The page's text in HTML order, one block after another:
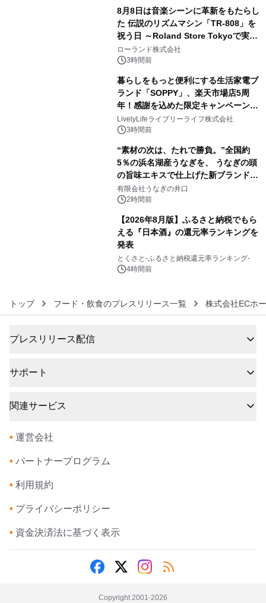
8月8日は音楽シーンに革新をもたらし
た 伝説のリズムマシン「TR-808」を
祝う日 ～Roland Store Tokyoで実機
を展示しての 記念キャンペーンを開
催 英国ラジオ「NTS」の 特別プログ
アーティストを フィーチャーしたアニ
メーションを公開～
ローランド株式会社
3時間前
暮らしをもっと便利にする生活家電ブ
ランド「SOPPY」、楽天市場店5周
年！感謝を込めた限定キャンペーンを
8月10日より開催
LivelyLifeライブリーライフ株式会社
3時間前
“素材の次は、たれで勝負。”全国約
5％の浜名湖産うなぎを、 うなぎの頭
の旨味エキスで仕上げた新ブランド
「井口の誉」誕生
有限会社うなぎの井口
2時間前
【2026年8月版】ふるさと納税でもら
える『日本酒』の還元率ランキングを
発表
とくさと-ふるさと納税還元率ランキング-
4時間前
トップ フード・飲食のプレスリリース一覧 株式会社ECホ
プレスリリース配信
サポート
関連サービス
• 運営会社
• パートナープログラム
• 利用規約
• プライバシーポリシー
• 資金決済法に基づく表示
Copyright 2001-2026